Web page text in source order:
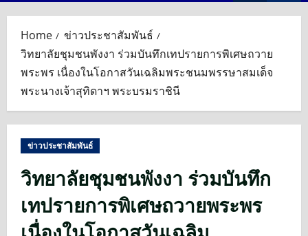
Home
ข่าวประชาสัมพันธ์
วิทยาลัยชุมชนพังงา ร่วมบันทึกเทปรายการพิเศษถวาย
พระพร เนื่องในโอกาสวันเฉลิมพระชนมพรรษาสมเด็จ
พระนางเจ้าสุทิดาฯ พระบรมราชินี
ข่าวประชาสัมพันธ์
วิทยาลัยชุมชนพังงา ร่วมบันทึก
เทปรายการพิเศษถวายพระพร